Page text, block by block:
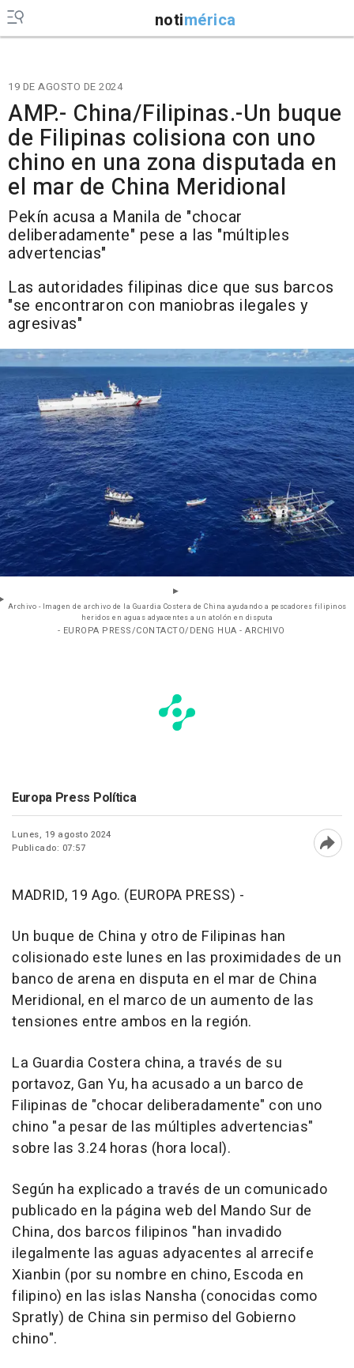
notimérica
19 DE AGOSTO DE 2024
AMP.- China/Filipinas.-Un buque
de Filipinas colisiona con uno
chino en una zona disputada en
el mar de China Meridional
Pekín acusa a Manila de "chocar
deliberadamente" pese a las "múltiples
advertencias"
Las autoridades filipinas dice que sus barcos
"se encontraron con maniobras ilegales y
agresivas"
Archivo - Imagen de archivo de la Guardia Costera de China ayudando a pescadores filipinos
heridos en aguas adyacentes a un atolón en disputa
- EUROPA PRESS/CONTACTO/DENG HUA - ARCHIVO
Europa Press Política
Lunes, 19 agosto 2024
Publicado: 07:57
MADRID, 19 Ago. (EUROPA PRESS) -
Un buque de China y otro de Filipinas han
colisionado este lunes en las proximidades de un
banco de arena en disputa en el mar de China
Meridional, en el marco de un aumento de las
tensiones entre ambos en la región.
La Guardia Costera china, a través de su
portavoz, Gan Yu, ha acusado a un barco de
Filipinas de "chocar deliberadamente" con uno
chino "a pesar de las múltiples advertencias"
sobre las 3.24 horas (hora local).
Según ha explicado a través de un comunicado
publicado en la página web del Mando Sur de
China, dos barcos filipinos "han invadido
ilegalmente las aguas adyacentes al arrecife
Xianbin (por su nombre en chino, Escoda en
filipino) en las islas Nansha (conocidas como
Spratly) de China sin permiso del Gobierno
chino".